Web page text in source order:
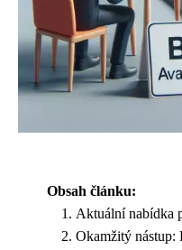
Obsah článku:
Aktuální nabídka
Okamžitý nástup: